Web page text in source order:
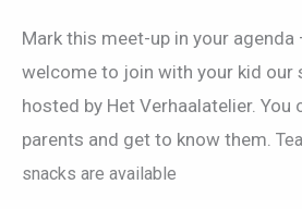
Mark this meet-up in your agenda
welcome to join with your kid our
hosted by Het Verhaalatelier. You
parents and get to know them.
snacks are available